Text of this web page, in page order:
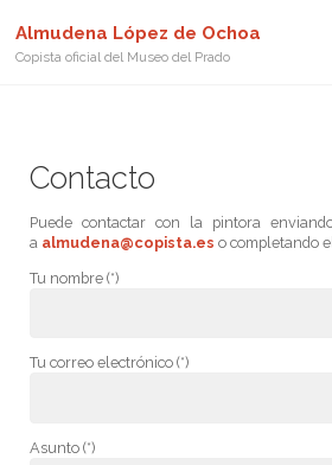
Almudena López de Ochoa
Copista oficial del Museo del Prado
Contacto
Puede contactar con la pintora
a almudena@copista.es o completando
Tu nombre (*)
Tu correo electrónico (*)
Asunto (*)